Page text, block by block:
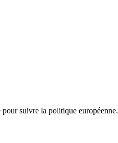
pour suivre la politique européenne.